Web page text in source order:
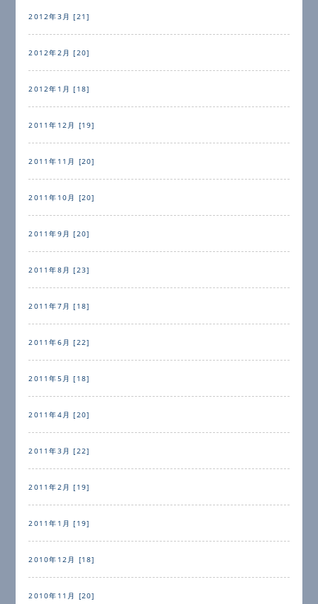
2012年3月 [21]
2012年2月 [20]
2012年1月 [18]
2011年12月 [19]
2011年11月 [20]
2011年10月 [20]
2011年9月 [20]
2011年8月 [23]
2011年7月 [18]
2011年6月 [22]
2011年5月 [18]
2011年4月 [20]
2011年3月 [22]
2011年2月 [19]
2011年1月 [19]
2010年12月 [18]
2010年11月 [20]